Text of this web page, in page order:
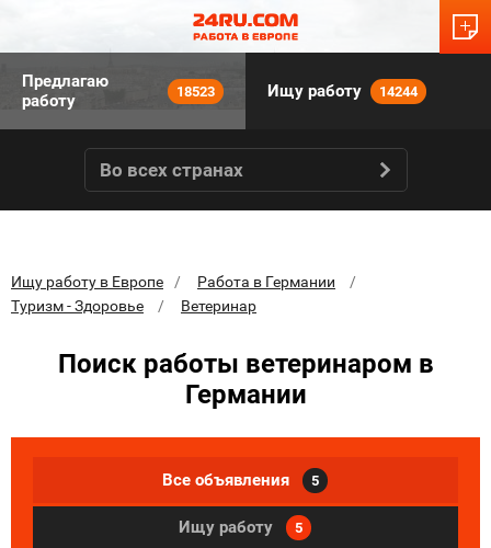
Предлагаю
работу
18523 Ищу работу 14244
Во всех странах
Ищу работу в Европе
Работа в Германии
Туризм - Здоровье
Ветеринар
Поиск работы ветеринаром в
Германии
Все объявления 5
Ищу работу 5